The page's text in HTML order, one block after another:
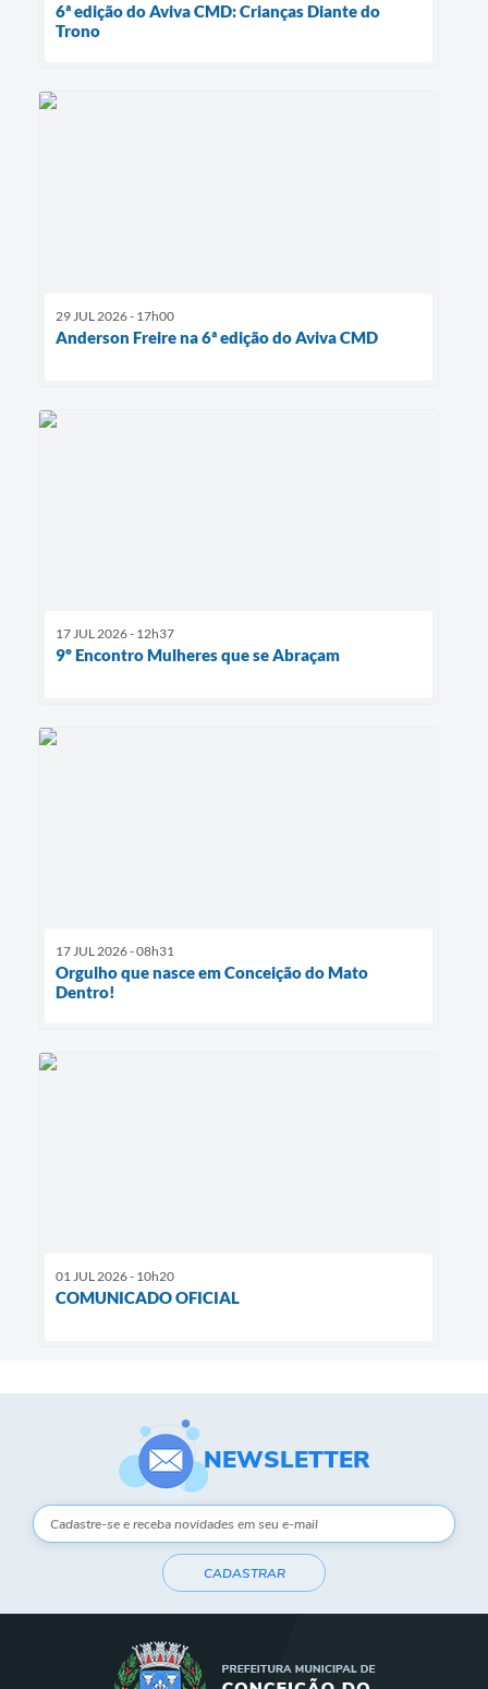
6ª edição do Aviva CMD: Crianças Diante do
Trono
29 JUL 2026 - 17h00
Anderson Freire na 6ª edição do Aviva CMD
17 JUL 2026 - 12h37
9º Encontro Mulheres que se Abraçam
17 JUL 2026 - 08h31
Orgulho que nasce em Conceição do Mato
Dentro!
01 JUL 2026 - 10h20
COMUNICADO OFICIAL
NEWSLETTER
CADASTRAR